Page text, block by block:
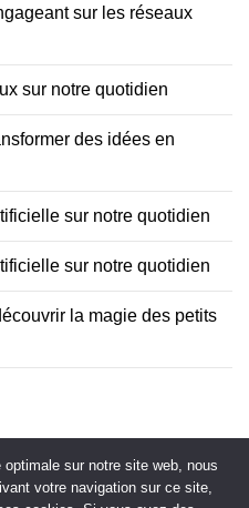
sur les réseaux
sur notre quotidien
des idées en
sur notre quotidien
sur notre quotidien
la magie des petits
sur notre site web, nous
votre navigation sur ce site,